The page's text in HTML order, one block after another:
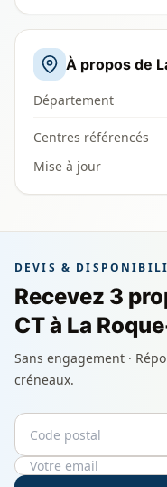
À propos de
Département
Centres référencés
Mise à jour
DEVIS &
Recevez 3
CT à La
Sans engagement ·
créneaux.
Code postal
Email